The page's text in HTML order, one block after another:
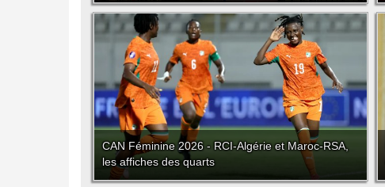
CAN Féminine 2026 - RCI-Algérie et Maroc-RSA,
les affiches des quarts